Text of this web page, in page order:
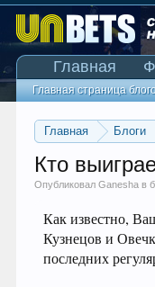
Главная Блоги
Кто
ОпубликовалGanesha в
Как известно,
Кузнецов и
последних
Главная
Главная страница